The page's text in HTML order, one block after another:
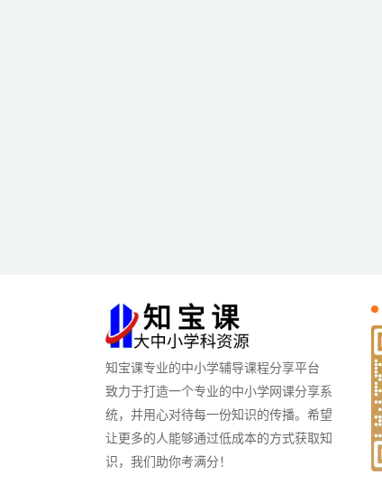
知宝课专业的中小学辅导课程分享平台
致力于打造一个专业的中小学网课分享系
统，并用心对待每一份知识的传播。希望
让更多的人能够通过低成本的方式获取知
识，我们助你考满分！